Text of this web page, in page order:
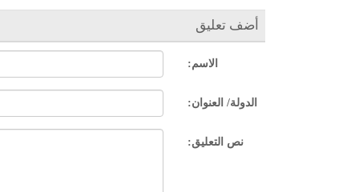
أضف تعليق
الاسم:
الدولة/ العنوان:
نص التعليق: